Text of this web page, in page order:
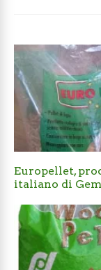
Europellet,
italiano di